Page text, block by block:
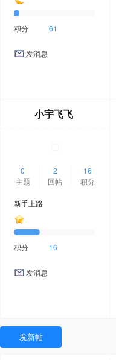
积分 61
发消息
小宇飞飞
0
主题
2
回帖
16
积分
新手上路
积分 16
发消息
发新帖